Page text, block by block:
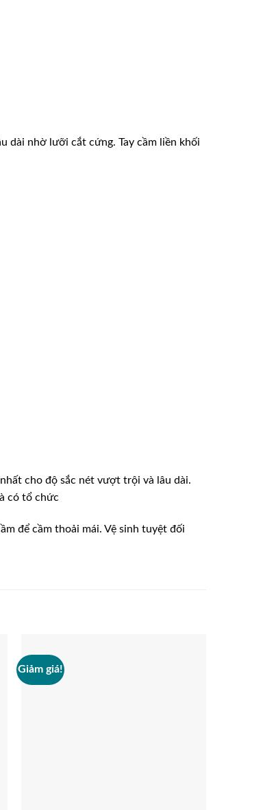
dài nhờ lưỡi cắt cứng. Tay cầm liền khối
cho độ sắc nét vượt trội và lâu dài.
có tổ chức
để cầm thoải mái. Vệ sinh tuyệt đối
Giảm giá!